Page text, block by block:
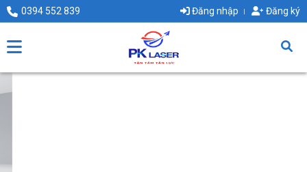
0394 552 839 Đăng nhập Đăng ký